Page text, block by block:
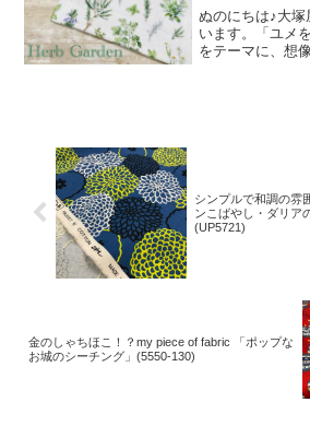
ぬのにちは♪大
います。「ユメ
をテーマに、想
シンプルで和調の雰
ンこばやし・ダリア
(UP5721)
金のしゃちほこ！？my piece of fabric 「ポップな
お城のシーチング」(5550-130)